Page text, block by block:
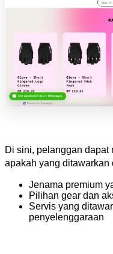
Di sini, pelanggan
apakah yang ditawarkan
Jenama premium
Pilihan gear dan
Servis yang
penyelenggaraan